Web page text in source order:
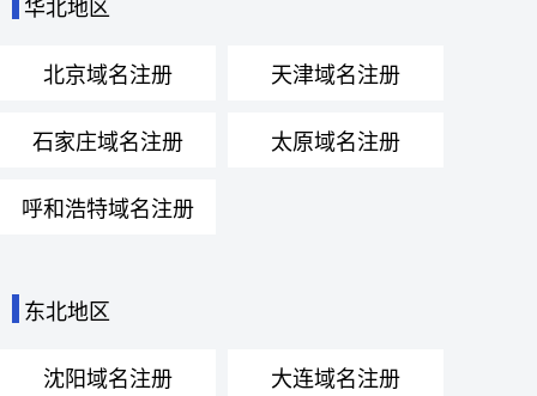
华北地区
北京域名注册 天津域名注册
石家庄域名注册 太原域名注册
呼和浩特域名注册
东北地区
沈阳域名注册 大连域名注册